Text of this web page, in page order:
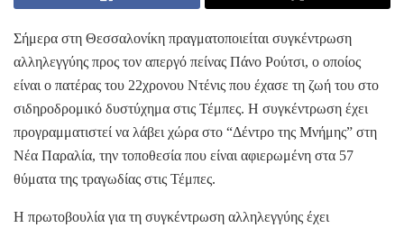
Σήμερα στη Θεσσαλονίκη πραγματοποιείται συγκέντρωση
αλληλεγγύης προς τον απεργό πείνας Πάνο Ρούτσι, ο οποίος
είναι ο πατέρας του 22χρονου Ντένις που έχασε τη ζωή του στο
σιδηροδρομικό δυστύχημα στις Τέμπες. Η συγκέντρωση έχει
προγραμματιστεί να λάβει χώρα στο “Δέντρο της Μνήμης” στη
Νέα Παραλία, την τοποθεσία που είναι αφιερωμένη στα 57
θύματα της τραγωδίας στις Τέμπες.
Η πρωτοβουλία για τη συγκέντρωση αλληλεγγύης έχει